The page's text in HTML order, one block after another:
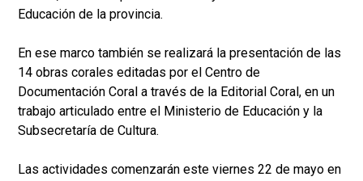
Educación de la provincia.
En ese marco también se realizará la presentación de las
14 obras corales editadas por el Centro de
Documentación Coral a través de la Editorial Coral, en un
trabajo articulado entre el Ministerio de Educación y la
Subsecretaría de Cultura.
Las actividades comenzarán este viernes 22 de mayo en